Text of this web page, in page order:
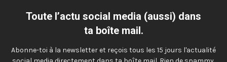
Toute l’actu social media (aussi) dans
ta boîte mail.
Abonne-toi à la newsletter et reçois tous les 15 jours l'actualité